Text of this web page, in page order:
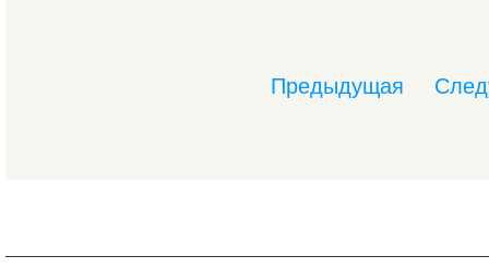
Предыдущая